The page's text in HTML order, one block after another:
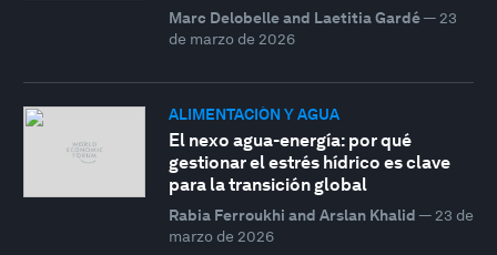
Marc Delobelle and Laetitia Gardé— 23
de marzo de 2026
ALIMENTACIÓN Y AGUA
El nexo agua-energía: por qué
gestionar el estrés hídrico es clave
para la transición global
Rabia Ferroukhi and Arslan Khalid — 23 de
marzo de 2026